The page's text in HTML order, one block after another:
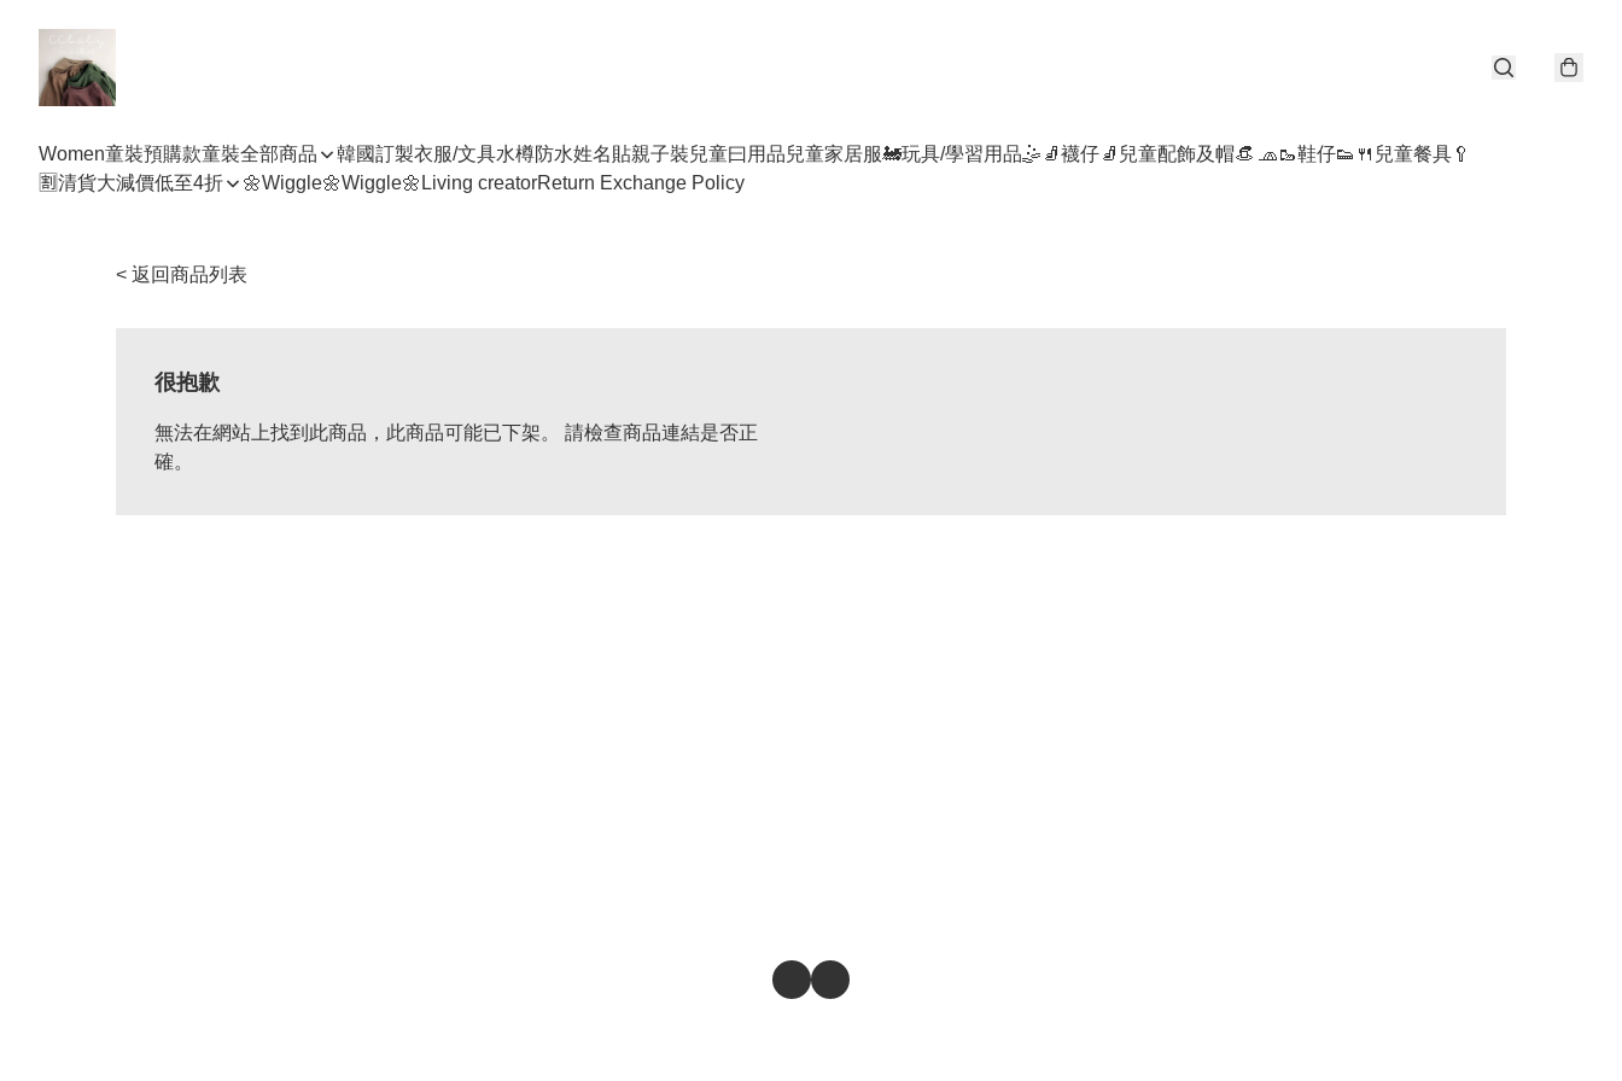
Women童裝預購款童裝全部商品 韓國訂製衣服/文具水樽防水姓名貼親子裝兒童曰用品兒童家居服🚂玩具/學習用品🤹 🧦襪仔🧦 兒童配飾及帽👒 🧢🥾鞋仔👟 🍴兒童餐具🥄
🈹清貨大減價低至4折
🌼Wiggle🌼Wiggle🌼 Living creatorReturn Exchange Policy
< 返回商品列表
很抱歉
無法在網站上找到此商品，此商品可能已下架。 請檢查商品連結是否正
確。